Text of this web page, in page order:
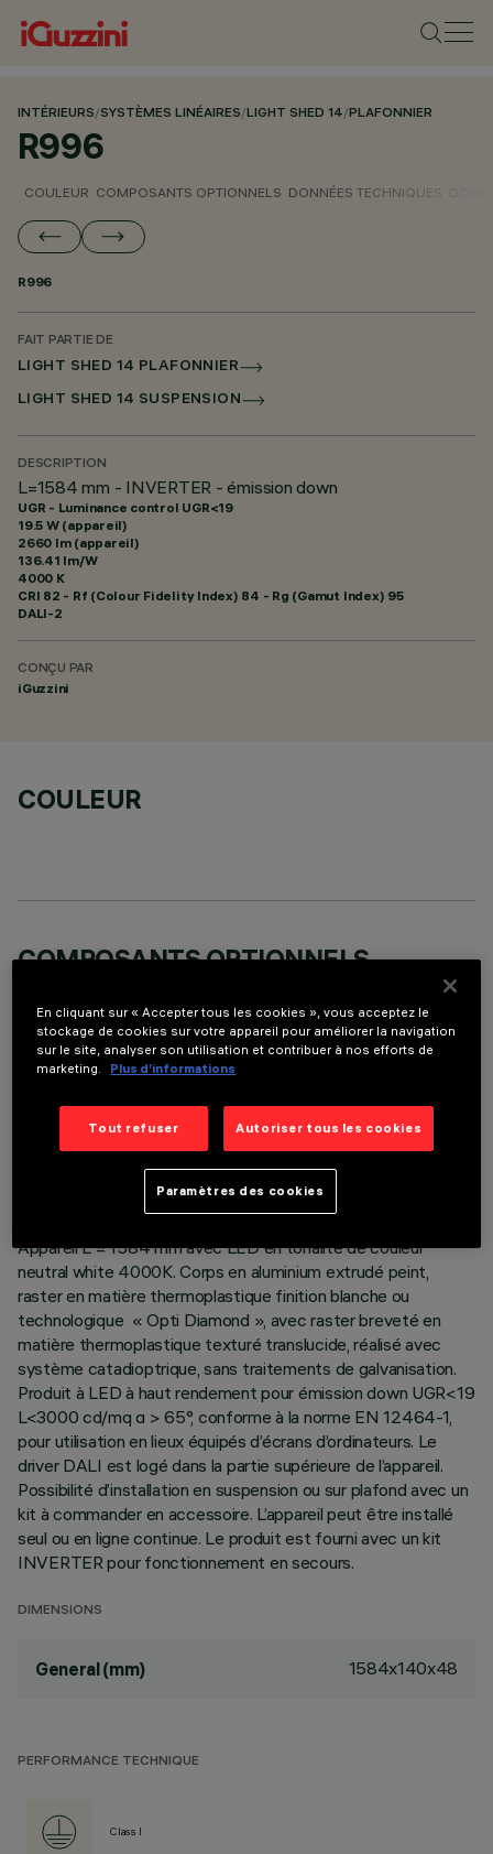
INTÉRIEURS/SYSTÈMES LINÉAIRES/LIGHT SHED 14/PLAFONNIER
R996
COULEUR COMPOSANTS OPTIONNELS DONNÉES TECHNIQUES
R996
FAIT PARTIE DE
LIGHT SHED 14 PLAFONNIER
LIGHT SHED 14 SUSPENSION
DESCRIPTION
L=1584 mm - INVERTER - émission down
UGR - Luminance control UGR<19
19.5 W (appareil)
2660 lm (appareil)
136.41 lm/W
4000 K
CRI 82 - Rf (Colour Fidelity Index) 84 - Rg (Gamut Index) 95
DALI-2
CONÇU PAR
iGuzzini
COULEUR
COMPOSANTS OPTIONNELS
DONNÉES TECHNIQUES
DERNIÈRE MISE À JOUR: 06/08/2026
Appareil L = 1584 mm avec LED en tonalité de couleur
neutral white 4000K. Corps en aluminium extrudé peint,
raster en matière thermoplastique finition blanche ou
technologique « Opti Diamond », avec raster breveté en
matière thermoplastique texturé translucide, réalisé avec
système catadioptrique, sans traitements de galvanisation.
Produit à LED à haut rendement pour émission down UGR<19
L<3000 cd/mq α > 65°, conforme à la norme EN 12464-1,
pour utilisation en lieux équipés d’écrans d’ordinateurs. Le
driver DALI est logé dans la partie supérieure de l’appareil.
Possibilité d’installation en suspension ou sur plafond avec un
kit à commander en accessoire. L’appareil peut être installé
seul ou en ligne continue. Le produit est fourni avec un kit
INVERTER pour fonctionnement en secours.
DIMENSIONS
General (mm) 1584x140x48
PERFORMANCE TECHNIQUE
Class I
En cliquant sur « Accepter tous les cookies », vous acceptez le
stockage de cookies sur votre appareil pour améliorer la navigation
sur le site, analyser son utilisation et contribuer à nos efforts de
marketing.
Plus d’informations
Tout refuser Autoriser tous les cookies
Paramètres des cookies